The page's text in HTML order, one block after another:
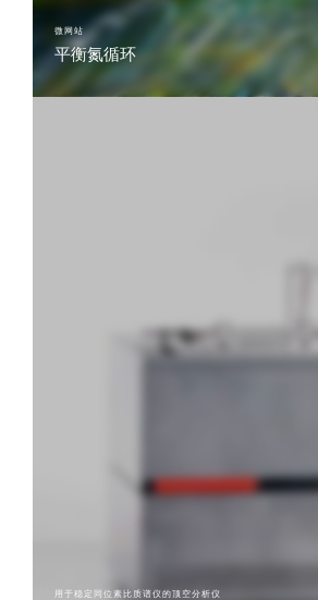
微网站
平衡氮循环
页上了解更多信息。
用于稳定同位素比质谱仪的顶空分析仪